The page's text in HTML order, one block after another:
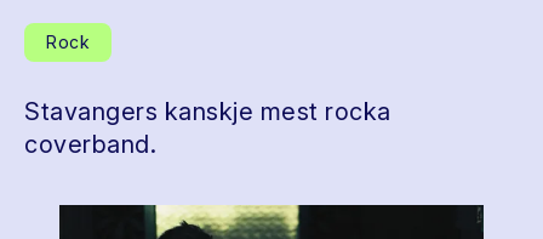
Rock
Stavangers kanskje mest rocka
coverband.